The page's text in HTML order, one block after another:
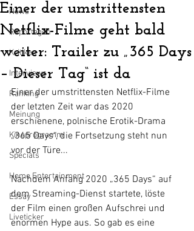
News
Reportagen
Kritiken
Interviews
Ranking
Meinung
Kinoprogramm
Specials
Home Entertainment
Essay
Liveticker
Einer der umstrittensten
Netflix-Filme geht bald
weiter: Trailer zu „365 Days
– Dieser Tag“ ist da
Einer der umstrittensten Netflix-Filme
der letzten Zeit war das 2020
erschienene, polnische Erotik-Drama
„365 Days“, die Fortsetzung steht nun
vor der Türe...
Nachdem Anfang 2020 „365 Days“ auf
dem Streaming-Dienst startete, löste
der Film einen großen Aufschrei und
enormen Hype aus. So gab es eine